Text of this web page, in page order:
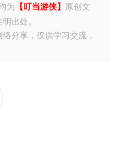
为 【叮当游侠】
原创文
出处。
分享，仅供学习交流，